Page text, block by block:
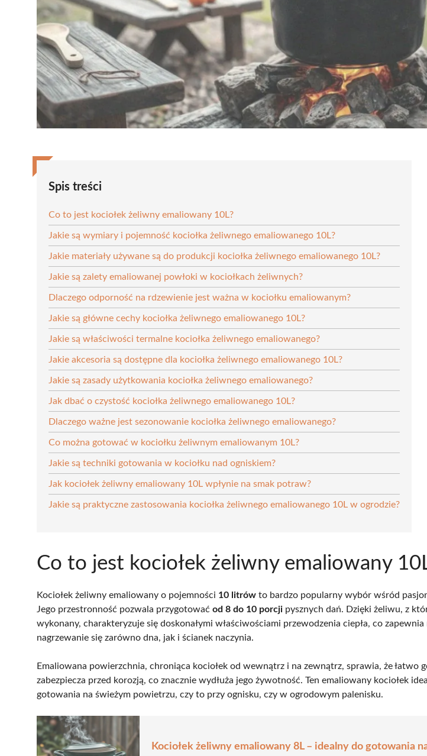
Spis treści
Co to jest kociołek żeliwny emaliowany 10L?
Jakie są wymiary i pojemność kociołka żeliwnego emaliowanego 10L?
Jakie materiały używane są do produkcji kociołka żeliwnego emaliowanego 10L?
Jakie są zalety emaliowanej powłoki w kociołkach żeliwnych?
Dlaczego odporność na rdzewienie jest ważna w kociołku emaliowanym?
Jakie są główne cechy kociołka żeliwnego emaliowanego 10L?
Jakie są właściwości termalne kociołka żeliwnego emaliowanego?
Jakie akcesoria są dostępne dla kociołka żeliwnego emaliowanego 10L?
Jakie są zasady użytkowania kociołka żeliwnego emaliowanego?
Jak dbać o czystość kociołka żeliwnego emaliowanego 10L?
Dlaczego ważne jest sezonowanie kociołka żeliwnego emaliowanego?
Co można gotować w kociołku żeliwnym emaliowanym 10L?
Jakie są techniki gotowania w kociołku nad ogniskiem?
Jak kociołek żeliwny emaliowany 10L wpłynie na smak potraw?
Jakie są praktyczne zastosowania kociołka żeliwnego emaliowanego 10L w ogrodzie?
Co to jest kociołek żeliwny emaliowany
Kociołek żeliwny emaliowany o pojemności 10 litrów to bardzo popularny wybór wśród
Jego przestronność pozwala przygotować od 8 do 10 porcji pysznych dań. Dzięki żeliwu, z
wykonany, charakteryzuje się doskonałymi właściwościami przewodzenia ciepła, co
nagrzewanie się zarówno dna, jak i ścianek naczynia.
Emaliowana powierzchnia, chroniąca kociołek od wewnątrz i na zewnątrz, sprawia, że łatwo
zabezpiecza przed korozją, co znacznie wydłuża jego żywotność. Ten emaliowany kociołek
gotowania na świeżym powietrzu, czy to przy ognisku, czy w ogrodowym palenisku.
Kociołek żeliwny emaliowany 8L – idealny do gotowania